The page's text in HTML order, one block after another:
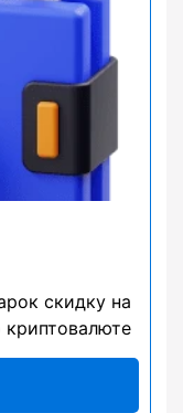
скидку на